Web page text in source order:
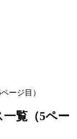
ージ目）
覧（5ペー